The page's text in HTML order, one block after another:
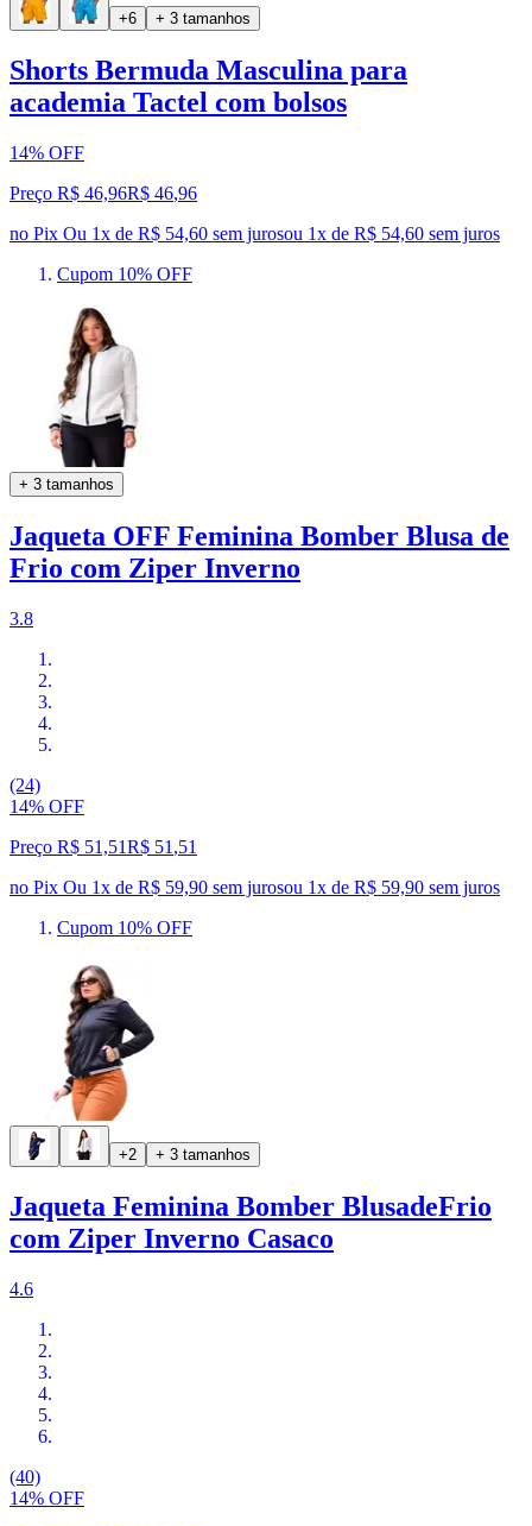
+6 + 3 tamanhos
Shorts Bermuda Masculina para
academia Tactel com bolsos
14% OFF
Preço R$ 46,96R$ 46,96
no Pix Ou 1x de R$ 54,60 sem jurosou 1x de R$ 54,60 sem juros
Cupom 10% OFF
+ 3 tamanhos
Jaqueta OFF Feminina Bomber Blusa de
Frio com Ziper Inverno
3.8
(24)
14% OFF
Preço R$ 51,51R$ 51 ,51
no Pix Ou 1x de R$ 59,90 sem jurosou 1x de R$ 59,90 sem juros
Cupom 10% OFF
+2 + 3 tamanhos
Jaqueta Feminina Bomber BlusadeFrio
com Ziper Inverno Casaco
4.6
(40)
14% OFF